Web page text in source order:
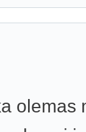
olemas